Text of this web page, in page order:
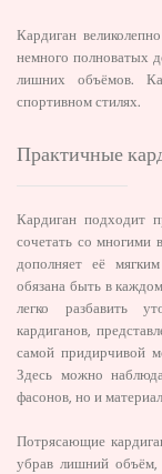
Кардиган
немного полноватых
лишних объёмов.
спортивном стилях.
Практичные
Кардиган подходит
сочетать со многими
дополняет её
обязана быть в
легко разбавить
кардиганов,
самой придирчивой
Здесь можно
фасонов, но и
Потрясающие
убрав лишний объём,